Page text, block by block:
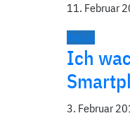
11. Februar
Media
Ich
3. Februar